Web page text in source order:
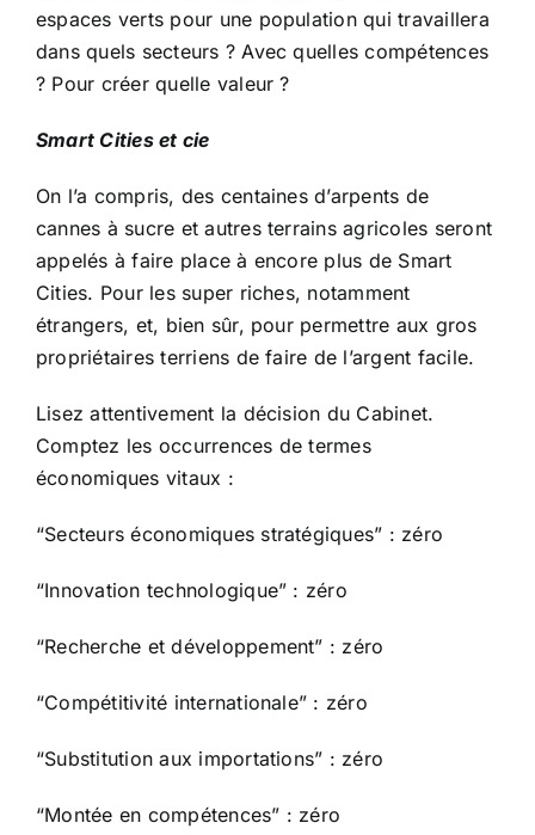
espaces verts pour une population qui travaillera
dans quels secteurs ? Avec quelles compétences
? Pour créer quelle valeur ?
Smart Cities et cie
On l’a compris, des centaines d’arpents de
cannes à sucre et autres terrains agricoles seront
appelés à faire place à encore plus de Smart
Cities. Pour les super riches, notamment
étrangers, et, bien sûr, pour permettre aux gros
propriétaires terriens de faire de l’argent facile.
Lisez attentivement la décision du Cabinet.
Comptez les occurrences de termes
économiques vitaux :
“Secteurs économiques stratégiques” : zéro
“Innovation technologique” : zéro
“Recherche et développement” : zéro
“Compétitivité internationale” : zéro
“Substitution aux importations” : zéro
“Montée en compétences” : zéro